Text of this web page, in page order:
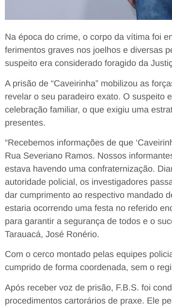
Na época do crime, o corpo da vítima foi
ferimentos graves nos joelhos e diversas
suspeito era considerado foragido da
A prisão de “Caveirinha” mobilizou as
revelar o seu paradeiro exato. O suspeito
celebração familiar, o que exigiu uma
presentes.
“Recebemos informações de que
Rua Severiano Ramos. Nossos
estava havendo uma confraternização.
autoridade policial, os investigadores
dar cumprimento ao respectivo mandado
estaria ocorrendo uma festa no referido
para garantir a segurança de todos e o
Tarauacá, José Ronério.
Com o cerco montado pelas equipes
cumprido de forma coordenada, sem o
Após receber voz de prisão, F.B.S. foi
procedimentos cartorários de praxe. Ele